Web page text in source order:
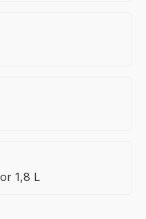
1,8 L